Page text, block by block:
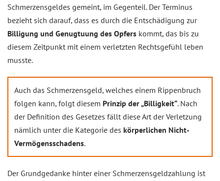
Schmerzensgeldes gemeint, im Gegenteil. Der Terminus
bezieht sich darauf, dass es durch die Entschädigung zur
Billigung und Genugtuung des Opfers kommt, das bis zu
diesem Zeitpunkt mit einem verletzten Rechtsgefühl leben
musste.
Auch das Schmerzensgeld, welches einem Rippenbruch
folgen kann, folgt diesem Prinzip der „Billigkeit“. Nach
der Definition des Gesetzes fällt diese Art der Verletzung
nämlich unter die Kategorie des körperlichen Nicht-
Vermögensschadens.
Der Grundgedanke hinter einer Schmerzensgeldzahlung ist